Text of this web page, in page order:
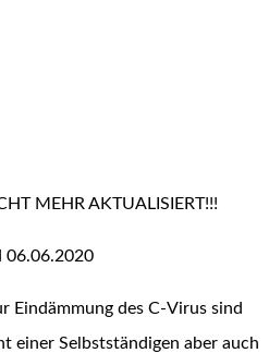
MEHR AKTUALISIERT!!!
06.06.2020
Eindämmung des C-Virus sind
einer Selbstständigen aber auch